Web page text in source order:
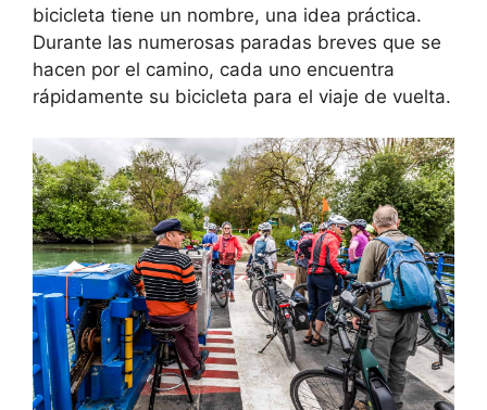
bicicleta tiene un nombre, una idea práctica.
Durante las numerosas paradas breves que se
hacen por el camino, cada uno encuentra
rápidamente su bicicleta para el viaje de vuelta.